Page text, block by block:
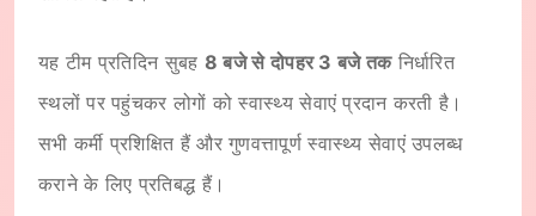
यह टीम प्रतिदिन सुबह 8 बजे से दोपहर 3 बजे तकनिर्धारित
स्थलों पर पहुंचकर लोगों को स्वास्थ्य सेवाएं प्रदान करती है।
सभी कर्मी प्रशिक्षित हैं और गुणवत्तापूर्ण स्वास्थ्य सेवाएं उपलब्ध
कराने के लिए प्रतिबद्ध हैं।